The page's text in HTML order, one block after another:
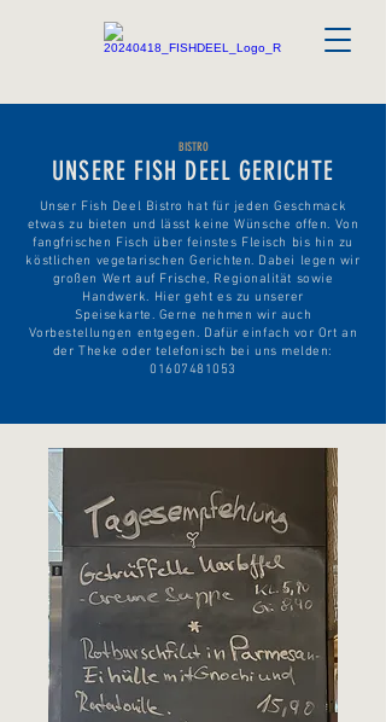
BISTRO
UNSERE FISH DEEL GERICHTE
Unser Fish Deel Bistro hat für jeden Geschmack
etwas zu bieten und lässt keine Wünsche offen. Von
fangfrischen Fisch über feinstes Fleisch bis hin zu
köstlichen vegetarischen Gerichten. Dabei legen wir
großen Wert auf Frische, Regionalität sowie
Handwerk. Hier geht es zu unserer
Speisekarte. Gerne nehmen wir auch
Vorbestellungen entgegen. Dafür einfach vor Ort an
der Theke oder telefonisch bei uns melden:
01607481053